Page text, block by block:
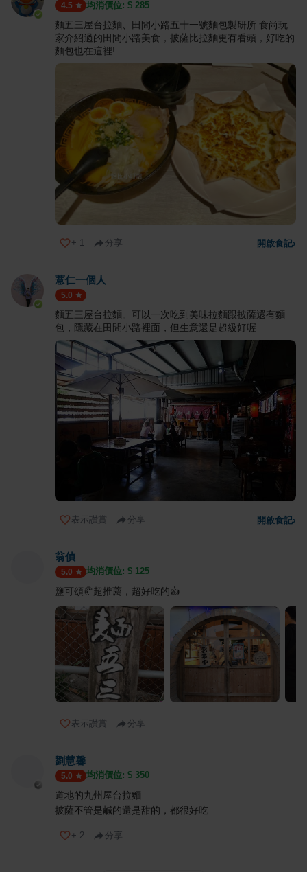
4.5 均消價位: $ 285
麵五三屋台拉麵、田間小路五十一號麵包製研所 食尚玩
家介紹過的田間小路美食，披薩比拉麵更有看頭，好吃的
麵包也在這裡!
+ 1 分享 開啟食記›
薏仁一個人
5.0
麵五三屋台拉麵。可以一次吃到美味拉麵跟披薩還有麵
包，隱藏在田間小路裡面，但生意還是超級好喔
表示讚賞 分享 開啟食記›
翁偵
5.0 均消價位: $ 125
鹽可頌🥐超推薦，超好吃的👍
表示讚賞 分享
劉慧馨
5.0 均消價位: $ 350
道地的九州屋台拉麵
披薩不管是鹹的還是甜的，都很好吃
+ 2 分享